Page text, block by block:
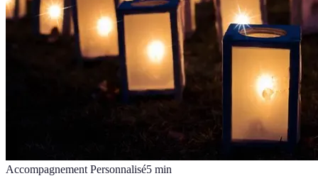
Accompagnement Personnalisé5 min